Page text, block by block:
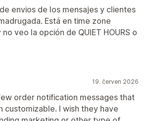
envios de los mensajes y clientes
Está en time zone
veo la opción de QUIET HOURS o
19. červen 2026
order notification messages that
customizable. I wish they have